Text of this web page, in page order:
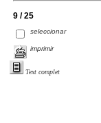
9 / 25
seleccionar
imprimir
Text complet